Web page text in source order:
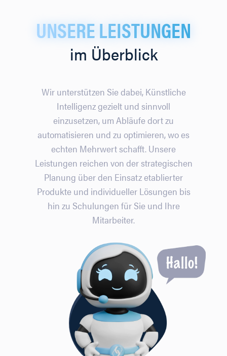
UNSERE LEISTUNGEN
im Überblick
Wir unterstützen Sie dabei, Künstliche
Intelligenz gezielt und sinnvoll
einzusetzen, um Abläufe dort zu
automatisieren und zu optimieren, wo es
echten Mehrwert schafft. Unsere
Leistungen reichen von der strategischen
Planung über den Einsatz etablierter
Produkte und individueller Lösungen bis
hin zu Schulungen für Sie und Ihre
Mitarbeiter.